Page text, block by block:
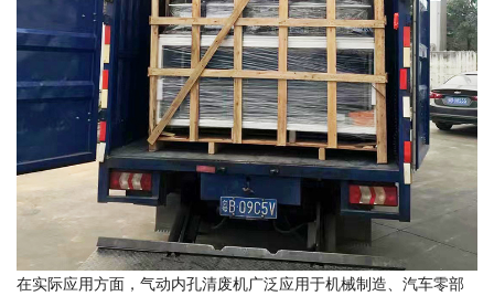
在实际应用方面，气动内孔清废机广泛应用于机械制造、汽车零部